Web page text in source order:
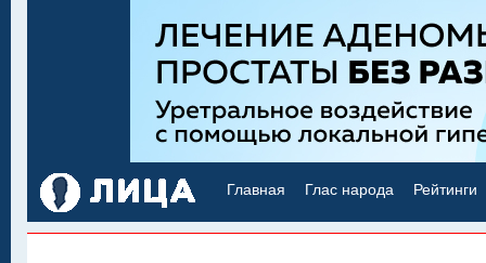
Главная Глас народа Рейтинги